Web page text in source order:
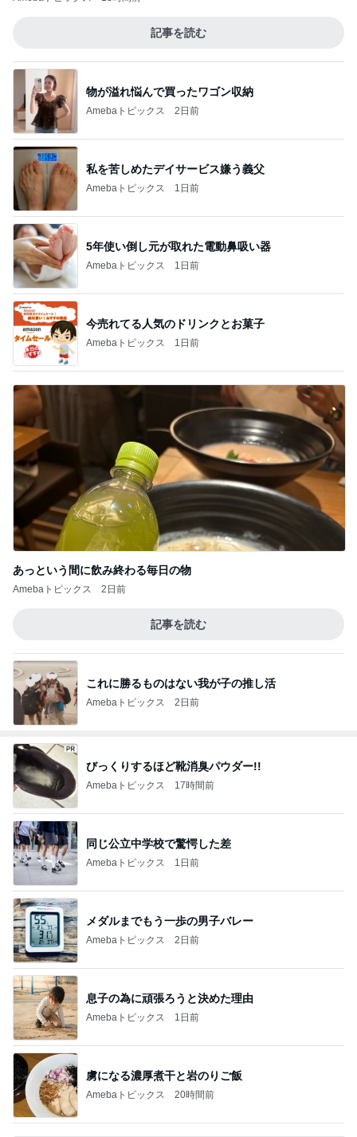
記事を読む
物が溢れ悩んで買ったワゴン収納
Amebaトピックス 2日前
私を苦しめたデイサービス嫌う義父
Amebaトピックス 1日前
5年使い倒し元が取れた電動鼻吸い器
Amebaトピックス 1日前
今売れてる人気のドリンクとお菓子
Amebaトピックス 1日前
あっという間に飲み終わる毎日の物
Amebaトピックス 2日前
記事を読む
これに勝るものはない我が子の推し活
Amebaトピックス 2日前
びっくりするほど靴消臭パウダー!!
Amebaトピックス 17時間前
同じ公立中学校で驚愕した差
Amebaトピックス 1日前
メダルまでもう一歩の男子バレー
Amebaトピックス 2日前
息子の為に頑張ろうと決めた理由
Amebaトピックス 1日前
虜になる濃厚煮干と岩のりご飯
Amebaトピックス 20時間前